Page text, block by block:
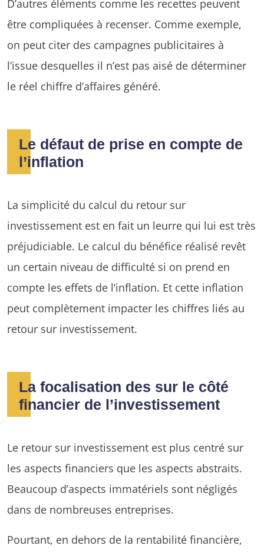
D’autres éléments comme les recettes peuvent
être compliquées à recenser. Comme exemple,
on peut citer des campagnes publicitaires à
l’issue desquelles il n’est pas aisé de déterminer
le réel chiffre d’affaires généré.
Le défaut de prise en compte de
l’inflation
La simplicité du calcul du retour sur
investissement est en fait un leurre qui lui est très
préjudiciable. Le calcul du bénéfice réalisé revêt
un certain niveau de difficulté si on prend en
compte les effets de l’inflation. Et cette inflation
peut complètement impacter les chiffres liés au
retour sur investissement.
La focalisation des sur le côté
financier de l’investissement
Le retour sur investissement est plus centré sur
les aspects financiers que les aspects abstraits.
Beaucoup d’aspects immatériels sont négligés
dans de nombreuses entreprises.
Pourtant, en dehors de la rentabilité financière,